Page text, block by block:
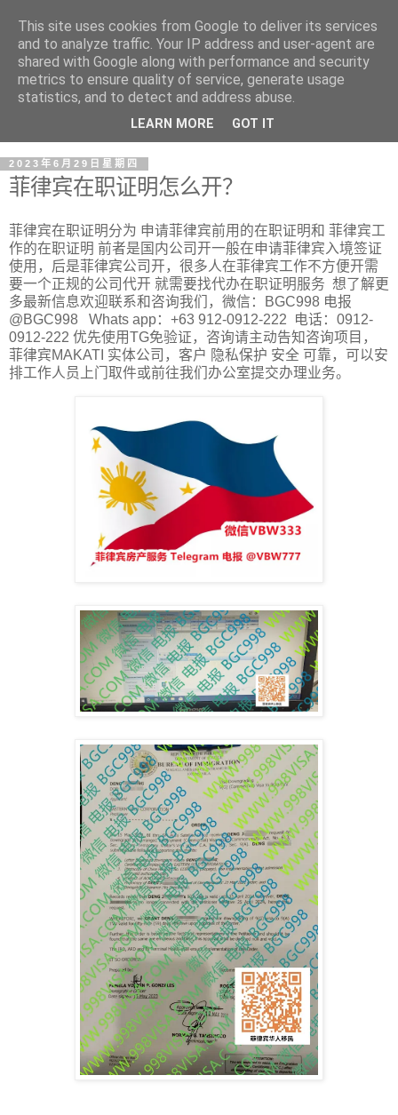
2023年6月29日星期四
菲律宾在职证明怎么开？
菲律宾在职证明分为 申请菲律宾前用的在职证明和 菲律宾工
作的在职证明 前者是国内公司开一般在申请菲律宾入境签证
使用，后是菲律宾公司开，很多人在菲律宾工作不方便开需
要一个正规的公司代开 就需要找代办在职证明服务 想了解更
多最新信息欢迎联系和咨询我们，微信：BGC998 电报
@BGC998 Whats app：+63 912-0912-222 电话：0912-
0912-222 优先使用TG免验证，咨询请主动告知咨询项目，
菲律宾MAKATI 实体公司，客户 隐私保护 安全 可靠，可以安
排工作人员上门取件或前往我们办公室提交办理业务。
This site uses cookies from Google to deliver its services
and to analyze traffic. Your IP address and user-agent are
shared with Google along with performance and security
metrics to ensure quality of service, generate usage
statistics, and to detect and address abuse.
LEARN MORE GOT IT